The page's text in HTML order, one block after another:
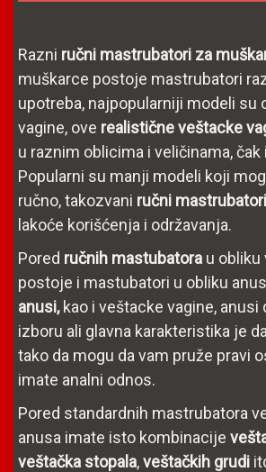
Razni ručni mastrubatori za
muškarce postoje mastrubatori
upotreba, najpopularniji modeli su
vagine, ove realističneveštacke
u raznim oblicima i veličinama,
Popularni su manji modeli koji
ručno, takozvani ručni mastrubatori
lakoće korišćenja i održavanja.
Pored ručnih mastubatora u obliku
postoje i mastubatori u obliku
anusi,kao i veštacke vagine, anusi
izboru ali glavna karakteristika je
tako da mogu da vam pruže pravi
imate analni odnos.
Pored standardnih mastrubatora
anusa imate isto kombinacije
veštačka stopala,veštačkih grudi